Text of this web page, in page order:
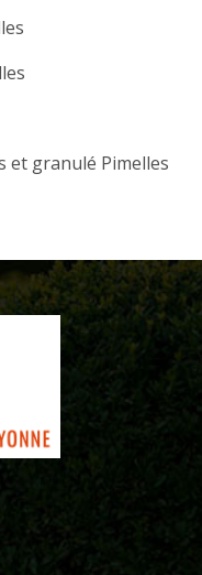
et granulé Pimelles